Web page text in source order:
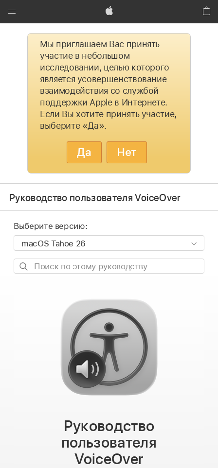
Открыть
Apple
Мы приглашаем Вас принять
участие в небольшом
исследовании, целью которого
является усовершенствование
взаимодействия со службой
поддержки Apple в Интернете.
Если Вы хотите принять участие,
выберите «Да».
Да Нет
Руководство пользователя VoiceOver
Выберите версию:
Поиск
Руководство
пользователя
VoiceOver